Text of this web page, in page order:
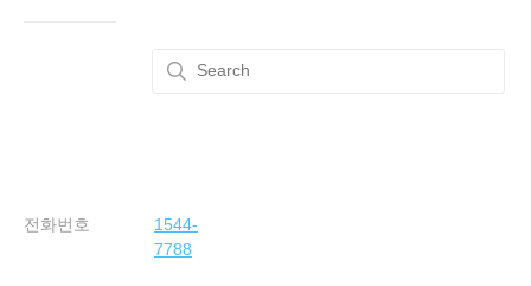
전화번호
1544-
7788